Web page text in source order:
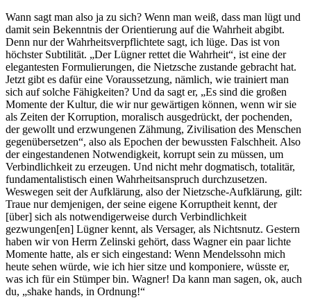
Wann sagt man also ja zu sich? Wenn man weiß, dass man lügt und
damit sein Bekenntnis der Orientierung auf die Wahrheit abgibt.
Denn nur der Wahrheitsverpflichtete sagt, ich lüge. Das ist von
höchster Subtilität. „Der Lügner rettet die Wahrheit“, ist eine der
elegantesten Formulierungen, die Nietzsche zustande gebracht hat.
Jetzt gibt es dafür eine Voraussetzung, nämlich, wie trainiert man
sich auf solche Fähigkeiten? Und da sagt er, „Es sind die großen
Momente der Kultur, die wir nur gewärtigen können, wenn wir sie
als Zeiten der Korruption, moralisch ausgedrückt, der pochenden,
der gewollt und erzwungenen Zähmung, Zivilisation des Menschen
gegenübersetzen“, also als Epochen der bewussten Falschheit. Also
der eingestandenen Notwendigkeit, korrupt sein zu müssen, um
Verbindlichkeit zu erzeugen. Und nicht mehr dogmatisch, totalitär,
fundamentalistisch einen Wahrheitsanspruch durchzusetzen.
Weswegen seit der Aufklärung, also der Nietzsche-Aufklärung, gilt:
Traue nur demjenigen, der seine eigene Korruptheit kennt, der
[über] sich als notwendigerweise durch Verbindlichkeit
gezwungen[en] Lügner kennt, als Versager, als Nichtsnutz. Gestern
haben wir von Herrn Zelinski gehört, dass Wagner ein paar lichte
Momente hatte, als er sich eingestand: Wenn Mendelssohn mich
heute sehen würde, wie ich hier sitze und komponiere, wüsste er,
was ich für ein Stümper bin. Wagner! Da kann man sagen, ok, auch
du, „shake hands, in Ordnung!“